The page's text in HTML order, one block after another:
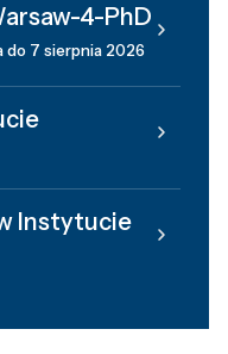
4-PhD
do 7 sierpnia 2026
Instytucie